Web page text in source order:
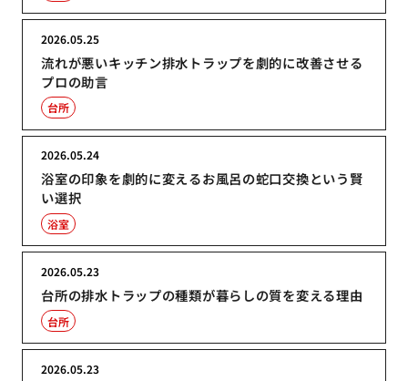
流れが悪いキッチン排水トラップを劇的に改善させる
プロの助言
2026.05.25
台所
浴室の印象を劇的に変えるお風呂の蛇口交換という賢
い選択
2026.05.24
浴室
台所の排水トラップの種類が暮らしの質を変える理由
2026.05.23
台所
2026.05.23